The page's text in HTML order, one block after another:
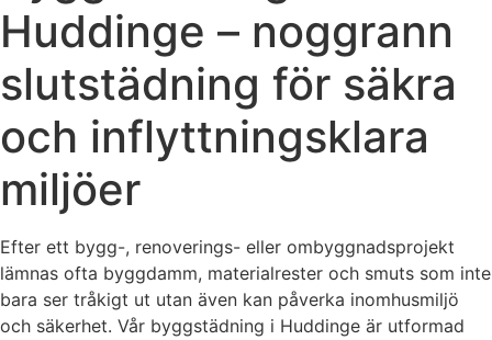
Huddinge – noggrann
slutstädning för säkra
och inflyttningsklara
miljöer
Efter ett bygg-, renoverings- eller ombyggnadsprojekt
lämnas ofta byggdamm, materialrester och smuts som inte
bara ser tråkigt ut utan även kan påverka inomhusmiljö
och säkerhet. Vår byggstädning i Huddinge är utformad